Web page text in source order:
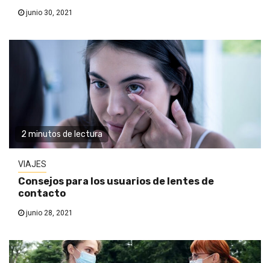
junio 30, 2021
2 minutos de lectura
VIAJES
Consejos para los usuarios de lentes de
contacto
junio 28, 2021